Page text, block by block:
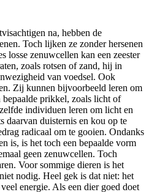
na, hebben de
Toch lijken ze zonder hersenen
losse zenuwcellen kan een zeester
zoals rotsen of zand, hij in
van voedsel. Ook
Zij kunnen bijvoorbeeld leren om
prikkel, zoals licht of
individuen leren om licht en
daarvan duisternis en kou op te
radicaal om te gooien. Ondanks
is, is het toch een bepaalde vorm
geen zenuwcellen. Toch
Voor sommige dieren is het
nodig. Heel gek is dat niet: het
energie. Als een dier goed doet